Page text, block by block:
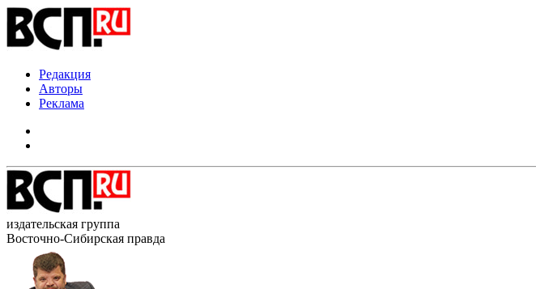
Редакция
Авторы
Реклама
издательская группа
Восточно-Сибирская правда